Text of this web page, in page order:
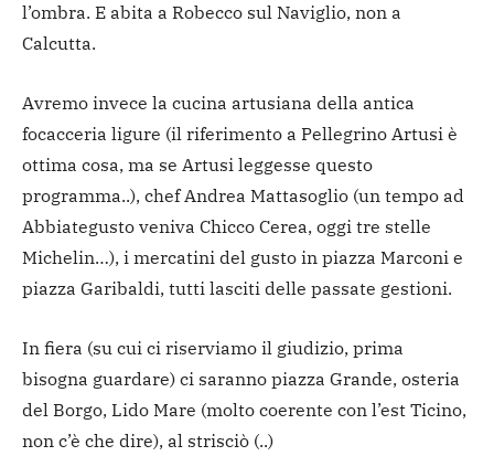
l’ombra. E abita a Robecco sul Naviglio, non a
Calcutta.
Avremo invece la cucina artusiana della antica
focacceria ligure (il riferimento a Pellegrino Artusi è
ottima cosa, ma se Artusi leggesse questo
programma..), chef Andrea Mattasoglio (un tempo ad
Abbiategusto veniva Chicco Cerea, oggi tre stelle
Michelin…), i mercatini del gusto in piazza Marconi e
piazza Garibaldi, tutti lasciti delle passate gestioni.
In fiera (su cui ci riserviamo il giudizio, prima
bisogna guardare) ci saranno piazza Grande, osteria
del Borgo, Lido Mare (molto coerente con l’est Ticino,
non c’è che dire), al strisciò (..)